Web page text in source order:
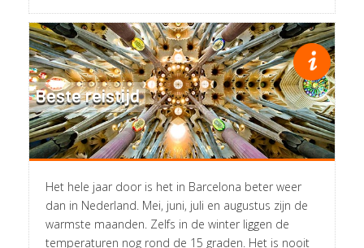
Beste reistijd
Het hele jaar door is het in Barcelona beter weer
dan in Nederland. Mei, juni, juli en augustus zijn de
warmste maanden. Zelfs in de winter liggen de
temperaturen nog rond de 15 graden. Het is nooit